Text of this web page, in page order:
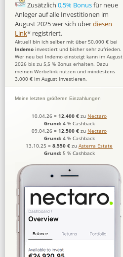
Zusätzlich 0,5% Bonusfür neue
Anleger auf alle Investitionen im
August 2025 wer sich überdiesen
Link* registriert.
Aktuell bin ich selber mit über 50.000 € bei
Indemo investiert und bisher sehr zufrieden.
Wer neu bei Indemo einsteigt kann im August
2026 bis zu 5,5 % Bonus erhalten. Dazu
meinen Werbelink nutzen und mindestens
3.000 € im August investieren.
Meine letzten größeren Einzahlungen
10.04.26 = 12.400 € zu Nectaro
Grund: 4 % Cashback
09.04.26 = 12.500 € zu Nectaro
Grund: 4 % Cashback
13.10.25 = 8.550 € zu Asterra Estate
Grund: 5 % Cashback